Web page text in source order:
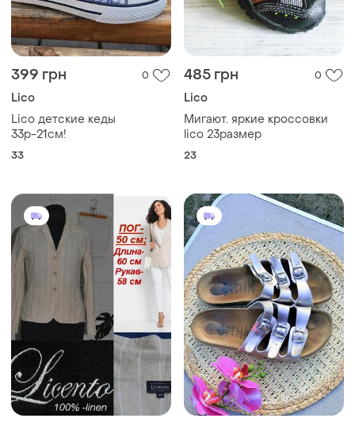
399 грн 0
Lico
Lico детские кеды
33р-21см!
33
485 грн 0
Lico
Мигают. яркие кроссовки
lico 23размер
23